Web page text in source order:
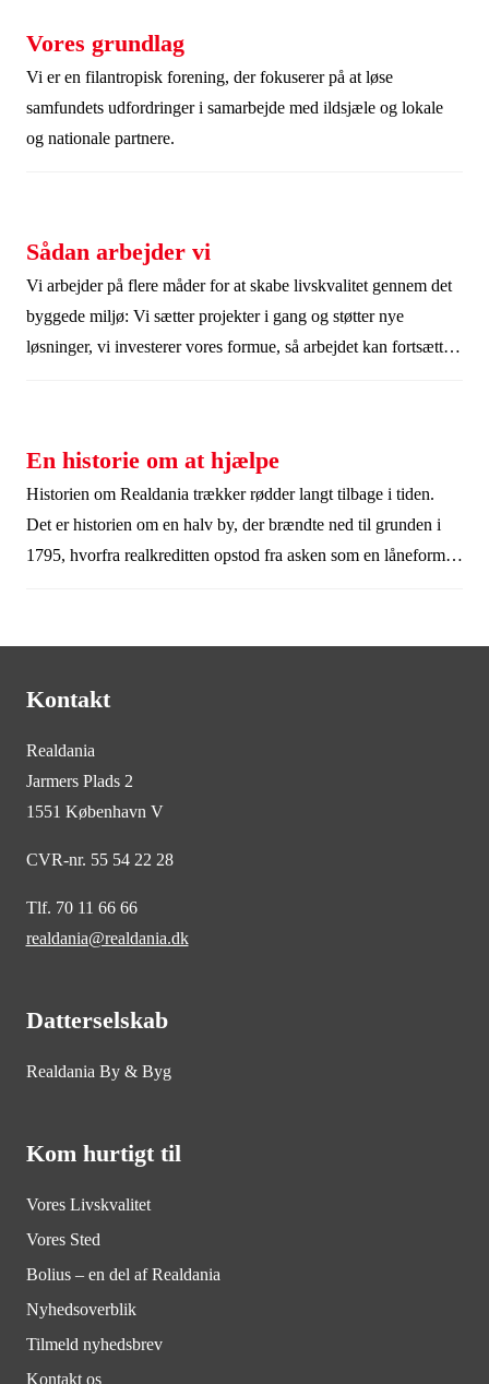
Vores grundlag
Vi er en filantropisk forening, der fokuserer på at løse
samfundets udfordringer i samarbejde med ildsjæle og lokale
og nationale partnere.
Sådan arbejder vi
Vi arbejder på flere måder for at skabe livskvalitet gennem det
byggede miljø: Vi sætter projekter i gang og støtter nye
løsninger, vi investerer vores formue, så arbejdet kan fortsætte,
En historie om at hjælpe
Historien om Realdania trækker rødder langt tilbage i tiden.
Det er historien om en halv by, der brændte ned til grunden i
1795, hvorfra realkreditten opstod fra asken som en låneform,
livskvalitet for alle gennem det byggede miljø.
Kontakt
Realdania
Jarmers Plads 2
1551 København V
CVR-nr. 55 54 22 28
Tlf. 70 11 66 66
realdania@realdania.dk
Datterselskab
Realdania By & Byg
Kom hurtigt til
Vores Livskvalitet
Vores Sted
Bolius – en del af Realdania
Nyhedsoverblik
Tilmeld nyhedsbrev
Kontakt os